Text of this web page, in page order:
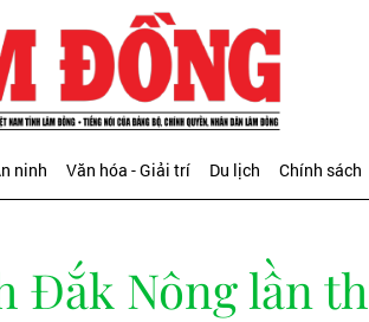
ninh Văn hóa - Giải trí Du lịch Chính sách
Đắk Nông lần